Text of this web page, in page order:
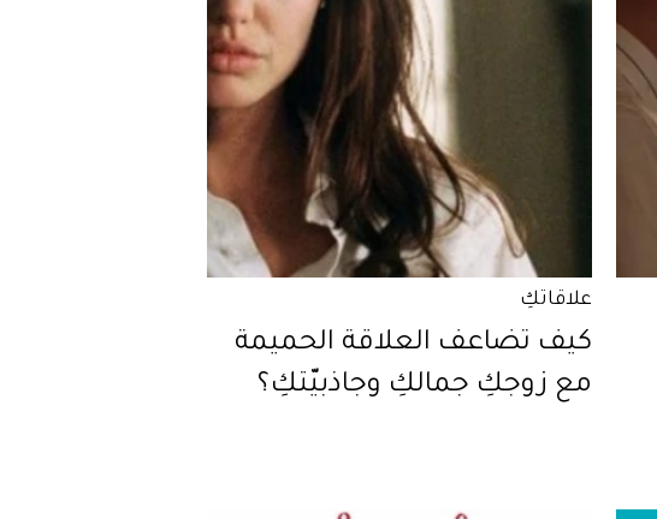
علاقاتكِ
كيف تضاعف العلاقة الحميمة
مع زوجكِ جمالكِ وجاذبيّتكِ؟